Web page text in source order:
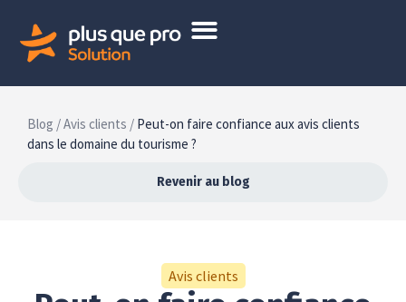
Blog /Avis clients / Peut-on faire confiance aux avis clients
dans le domaine du tourisme ?
Revenir au blog
Avis clients